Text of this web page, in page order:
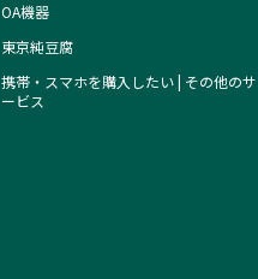
OA機器
東京純豆腐
携帯・スマホを購入したい | その他のサ
ービス